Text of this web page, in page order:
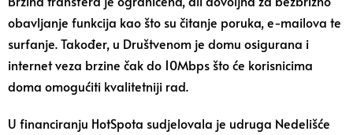
obavljanje funkcija kao što su čitanje poruka, e-mailova te
surfanje. Također, u Društvenom je domu osigurana i
internet veza brzine čak do 10Mbps što će korisnicima
doma omogućiti kvalitetniji rad.
U financiranju HotSpota sudjelovala je udruga Nedelišće